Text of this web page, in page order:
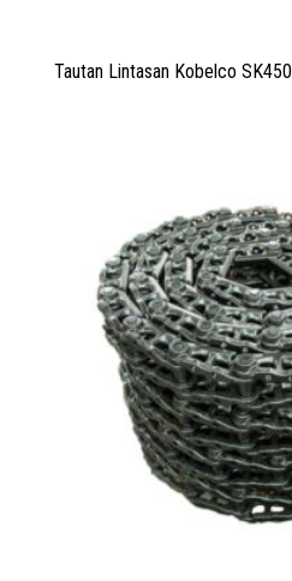
Tautan Lintasan Kobelco SK450